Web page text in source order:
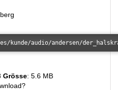
Grösse: 5.6 MB